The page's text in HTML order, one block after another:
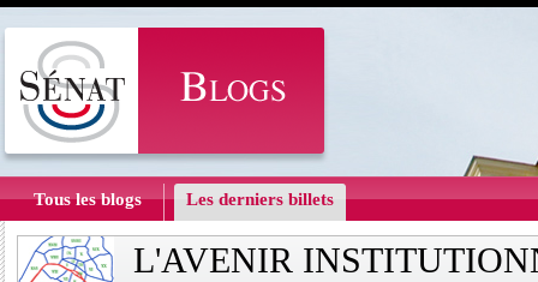
Tous les blogs Les derniers billets
L'AVENIR